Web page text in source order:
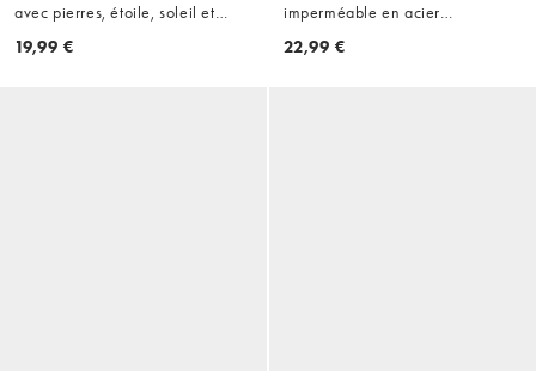
avec pierres, étoile, soleil et
citrine - Argenté
19,99 €
imperméable en acier
inoxydable avec pendentif carré
22,99 €